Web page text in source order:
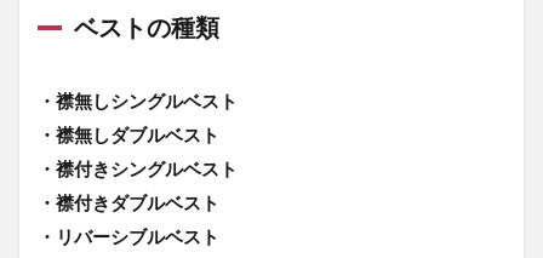
ベストの種類
・襟無しシングルベスト
・襟無しダブルベスト
・襟付きシングルベスト
・襟付きダブルベスト
・リバーシブルベスト